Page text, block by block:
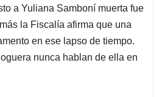
a Yuliana Samboní muerta fue
la Fiscalía afirma que una
en ese lapso de tiempo.
nunca hablan de ella en